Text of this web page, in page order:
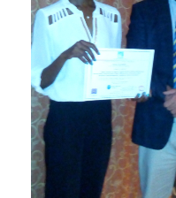
Puerta de entrada
Malaui, Ruanda,
Corredor logístico
Puerto de